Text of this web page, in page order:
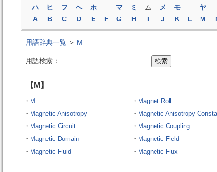
ハ
ヒ フ ヘ ホ マ ミ ム メ モ
ヤ
A
B C D E F G H I J K L M
用語辞典一覧 ＞ M
用語検索：
【M】
・ M ・ Magnet Roll
・ Magnetic Anisotropy ・ Magnetic Anisotropy
・ Magnetic Circuit ・ Magnetic Coupling
・ Magnetic Domain ・ Magnetic Field
・ Magnetic Fluid ・ Magnetic Flux